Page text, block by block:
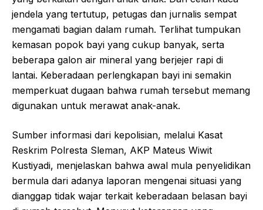
jendela yang tertutup, petugas dan jurnalis sempat
mengamati bagian dalam rumah. Terlihat tumpukan
kemasan popok bayi yang cukup banyak, serta
beberapa galon air mineral yang berjejer rapi di
lantai. Keberadaan perlengkapan bayi ini semakin
memperkuat dugaan bahwa rumah tersebut memang
digunakan untuk merawat anak-anak.
Sumber informasi dari kepolisian, melalui Kasat
Reskrim Polresta Sleman, AKP Mateus Wiwit
Kustiyadi, menjelaskan bahwa awal mula penyelidikan
bermula dari adanya laporan mengenai situasi yang
dianggap tidak wajar terkait keberadaan belasan bayi